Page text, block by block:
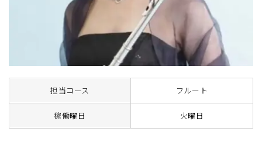
担当コース フルート
稼働曜日 火曜日